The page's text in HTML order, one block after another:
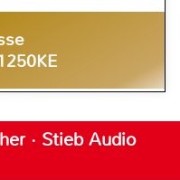
· Stieb Audio